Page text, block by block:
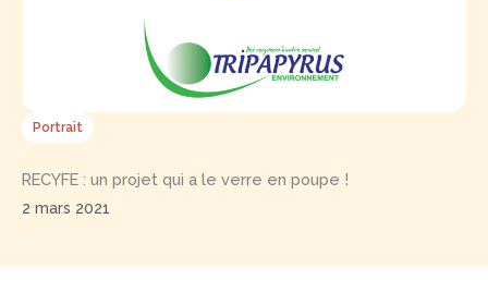
Portrait
RECYFE : un projet qui a le verre en poupe !
2 mars 2021